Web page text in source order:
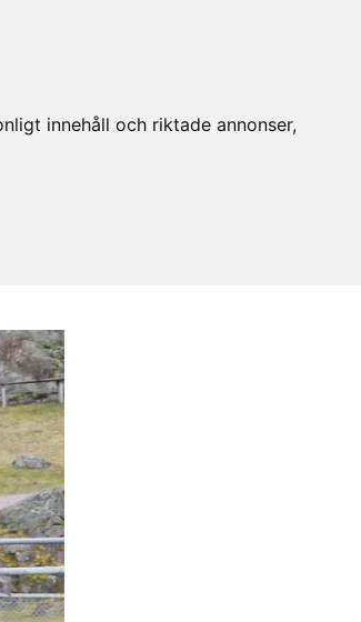
innehåll och riktade annonser,